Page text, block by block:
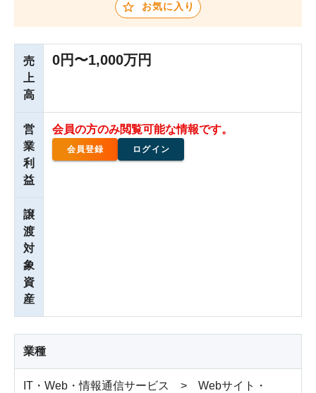
お気に入り
売
上
高
0円〜1,000万円
営
業
利
益
会員の方のみ閲覧可能な情報です。
会員登録 ログイン
譲
渡
対
象
資
産
業種
IT・Web・情報通信サービス > Webサイト・